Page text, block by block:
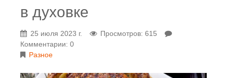
в духовке
25 июля 2023 г.
Просмотров: 615
Комментарии: 0
Разное